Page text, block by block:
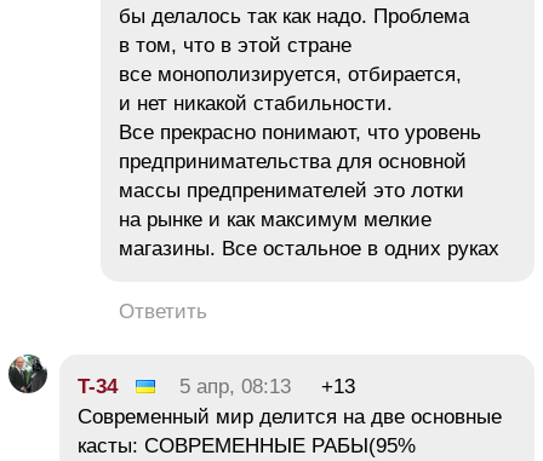
бы делалось так как надо. Проблема
в том, что в этой стране
все монополизируется, отбирается,
и нет никакой стабильности.
Все прекрасно понимают, что уровень
предпринимательства для основной
массы предпренимателей это лотки
на рынке и как максимум мелкие
магазины. Все остальное в одних руках
Ответить
T-34 5 апр, 08:13
+13
Современный мир делится на две основные
касты: СОВРЕМЕННЫЕ РАБЫ(95%